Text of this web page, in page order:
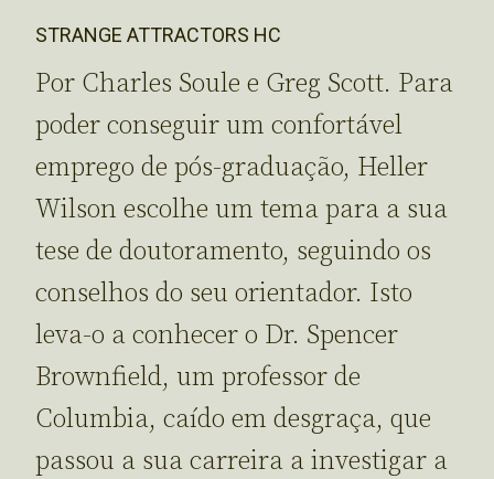
STRANGE ATTRACTORS HC
Por Charles Soule e Greg Scott. Para
poder conseguir um confortável
emprego de pós-graduação, Heller
Wilson escolhe um tema para a sua
tese de doutoramento, seguindo os
conselhos do seu orientador. Isto
leva-o a conhecer o Dr. Spencer
Brownfield, um professor de
Columbia, caído em desgraça, que
passou a sua carreira a investigar a